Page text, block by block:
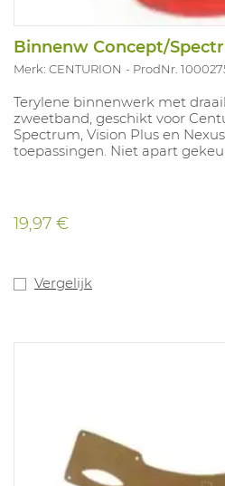
Merk: CENTURION ProdNr.
Terylene binnenwerk met
zweetband, geschikt voor
Spectrum, Vision Plus en
toepassingen. Niet apart
19,97 €
Vergelijk